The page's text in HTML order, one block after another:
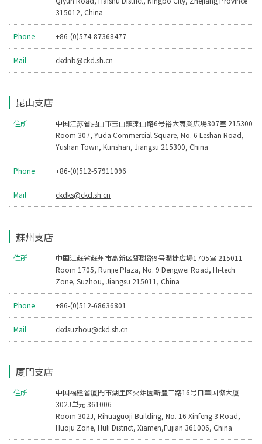
315012, China
Phone +86-(0)574-87368477
Mail ckdnb@ckd.sh.cn
昆山支店
住所
中国江苏省昆山市玉山鎮楽山路6号裕大商業広場307室 215300
Room 307, Yuda Commercial Square, No. 6 Leshan Road,
Yushan Town, Kunshan, Jiangsu 215300, China
Phone +86-(0)512-57911096
Mail ckdks@ckd.sh.cn
蘇州支店
住所
中国江蘇省蘇州市高新区鄧尉路9号潤捷広場1705室 215011
Room 1705, Runjie Plaza, No. 9 Dengwei Road, Hi-tech
Zone, Suzhou, Jiangsu 215011, China
Phone +86-(0)512-68636801
Mail ckdsuzhou@ckd.sh.cn
厦門支店
住所
中国福建省厦門市湖里区火炬園新豊三路16号日華国際大厦
302J単元 361006
Room 302J, Rihuaguoji Building, No. 16 Xinfeng 3 Road,
Huoju Zone, Huli District, Xiamen,Fujian 361006, China